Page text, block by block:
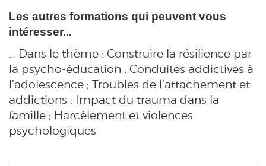
Les autres formations qui peuvent vous
intéresser...
… Dans le thème : Construire la résilience par
la psycho-éducation ; Conduites addictives à
l’adolescence ; Troubles de l’attachement et
addictions ; Impact du trauma dans la
famille ; Harcèlement et violences
psychologiques